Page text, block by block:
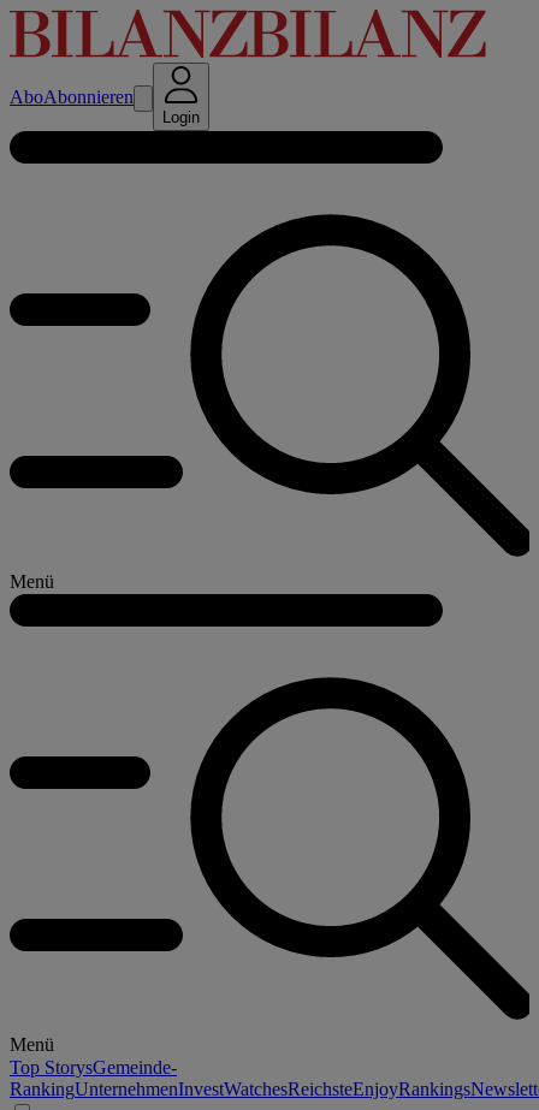
AboAbonnieren
Login
Menü
Menü
Top StorysGemeinde-
RankingUnternehmenInvestWatchesReichsteEnjoyRankings